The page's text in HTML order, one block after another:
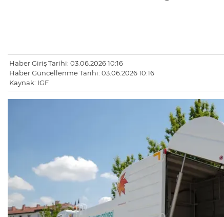
Haber Giriş Tarihi: 03.06.2026 10:16
Haber Güncellenme Tarihi: 03.06.2026 10:16
Kaynak: IGF